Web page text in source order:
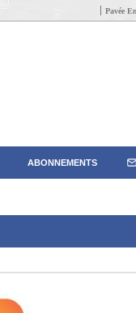
Pavée
ABONNEMENTS